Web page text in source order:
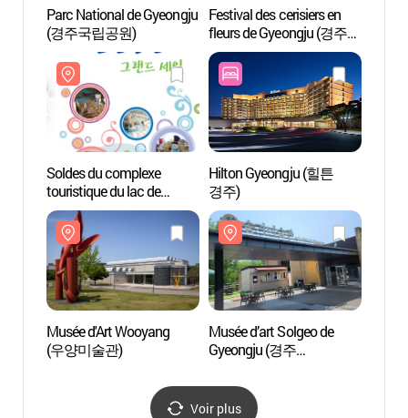
Parc National de Gyeongju
(경주국립공원)
Festival des cerisiers en
fleurs de Gyeongju (경주
벚꽃축제)
Soldes du complexe
touristique du lac de
Bomun à Gyeongju
(경주보문관광단지
그랜드세일)
Hilton Gyeongju (힐튼
경주)
Musée d'Art Wooyang
(우양미술관)
Musée d’art Solgeo de
Gyeongju (경주
Voir plus